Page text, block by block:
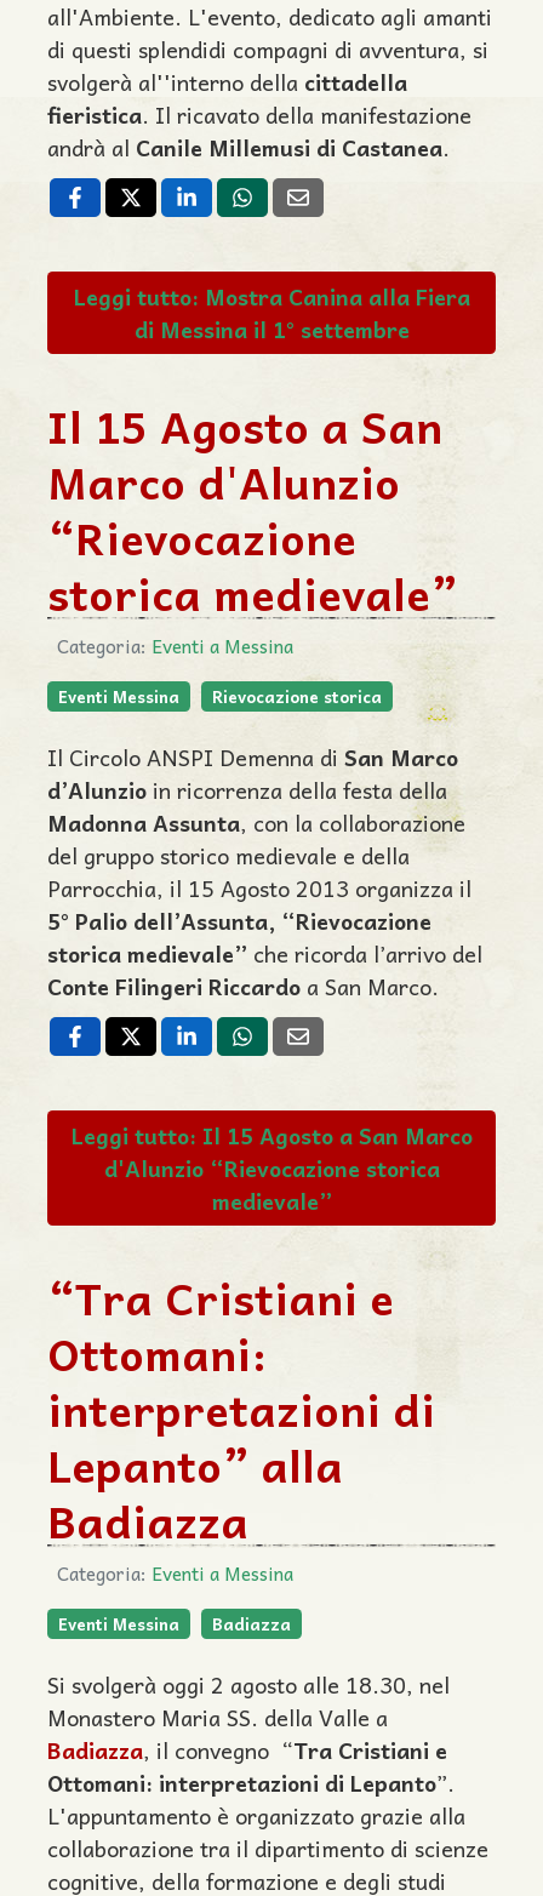
all'Ambiente. L'evento, dedicato agli amanti
di questi splendidi compagni di avventura, si
svolgerà al''interno della cittadella
fieristica. Il ricavato della manifestazione
andrà al Canile Millemusi di Castanea.
Leggi tutto: Mostra Canina alla Fiera
di Messina il 1° settembre
Il 15 Agosto a San
Marco d'Alunzio
“Rievocazione
storica medievale”
Categoria: Eventi a Messina
Eventi Messina Rievocazione storica
Il Circolo ANSPI Demenna di San Marco
d’Alunzio in ricorrenza della festa della
Madonna Assunta, con la collaborazione
del gruppo storico medievale e della
Parrocchia, il 15 Agosto 2013 organizza il
5° Palio dell’Assunta, “Rievocazione
storica medievale” che ricorda l’arrivo del
Conte Filingeri Riccardo a San Marco.
Leggi tutto: Il 15 Agosto a San Marco
d'Alunzio “Rievocazione storica
medievale”
“Tra Cristiani e
Ottomani:
interpretazioni di
Lepanto” alla
Badiazza
Categoria: Eventi a Messina
Eventi Messina Badiazza
Si svolgerà oggi 2 agosto alle 18.30, nel
Monastero Maria SS. della Valle a
Badiazza, il convegno “Tra Cristiani e
Ottomani: interpretazioni di Lepanto”.
L'appuntamento è organizzato grazie alla
collaborazione tra il dipartimento di scienze
cognitive, della formazione e degli studi